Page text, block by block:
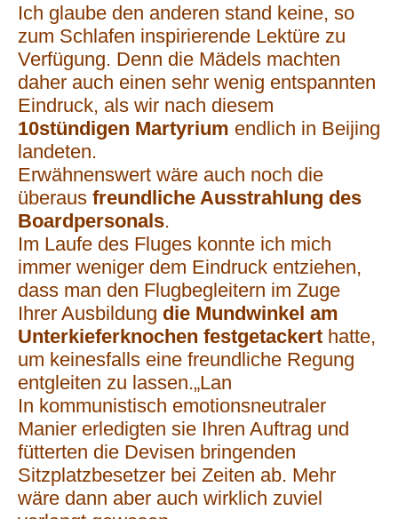
Ich glaube den anderen stand keine, so
zum Schlafen inspirierende Lektüre zu
Verfügung. Denn die Mädels machten
daher auch einen sehr wenig entspannten
Eindruck, als wir nach diesem
10stündigen Martyrium endlich in Beijing
landeten.
Erwähnenswert wäre auch noch die
überaus freundliche Ausstrahlung des
Boardpersonals.
Im Laufe des Fluges konnte ich mich
immer weniger dem Eindruck entziehen,
dass man den Flugbegleitern im Zuge
Ihrer Ausbildung die Mundwinkel am
Unterkieferknochen festgetackert hatte,
um keinesfalls eine freundliche Regung
entgleiten zu lassen.„Lan
In kommunistisch emotionsneutraler
Manier erledigten sie Ihren Auftrag und
fütterten die Devisen bringenden
Sitzplatzbesetzer bei Zeiten ab. Mehr
wäre dann aber auch wirklich zuviel